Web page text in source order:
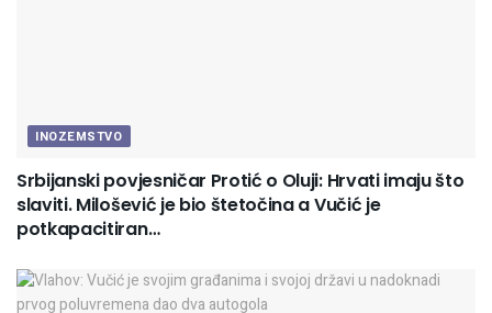
INOZEMSTVO
Srbijanski povjesničar Protić o Oluji: Hrvati imaju što
slaviti. Milošević je bio štetočina a Vučić je
potkapacitiran…